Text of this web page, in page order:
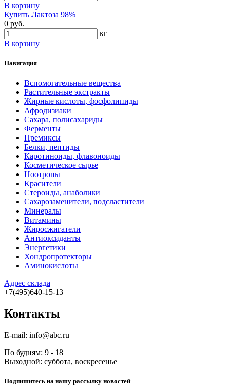
В корзину
Купить Лактоза 98%
0 руб.
кг
В корзину
Навигация
Вспомогательные вещества
Растительные экстракты
Жирные кислоты, фосфолипиды
Афродизиаки
Сахара, полисахариды
Ферменты
Премиксы
Белки, пептиды
Каротиноиды, флавоноиды
Косметическое сырье
Ноотропы
Красители
Стероиды, анаболики
Сахарозаменители, подсластители
Минералы
Витамины
Жиросжигатели
Антиоксиданты
Энергетики
Хондропротекторы
Аминокислоты
Адрес склада
+7(495)640-15-13
Контакты
E-mail: info@abc.ru
По будням: 9 - 18
Выходной: суббота, воскресенье
Подпишитесь на нашу рассылку новостей